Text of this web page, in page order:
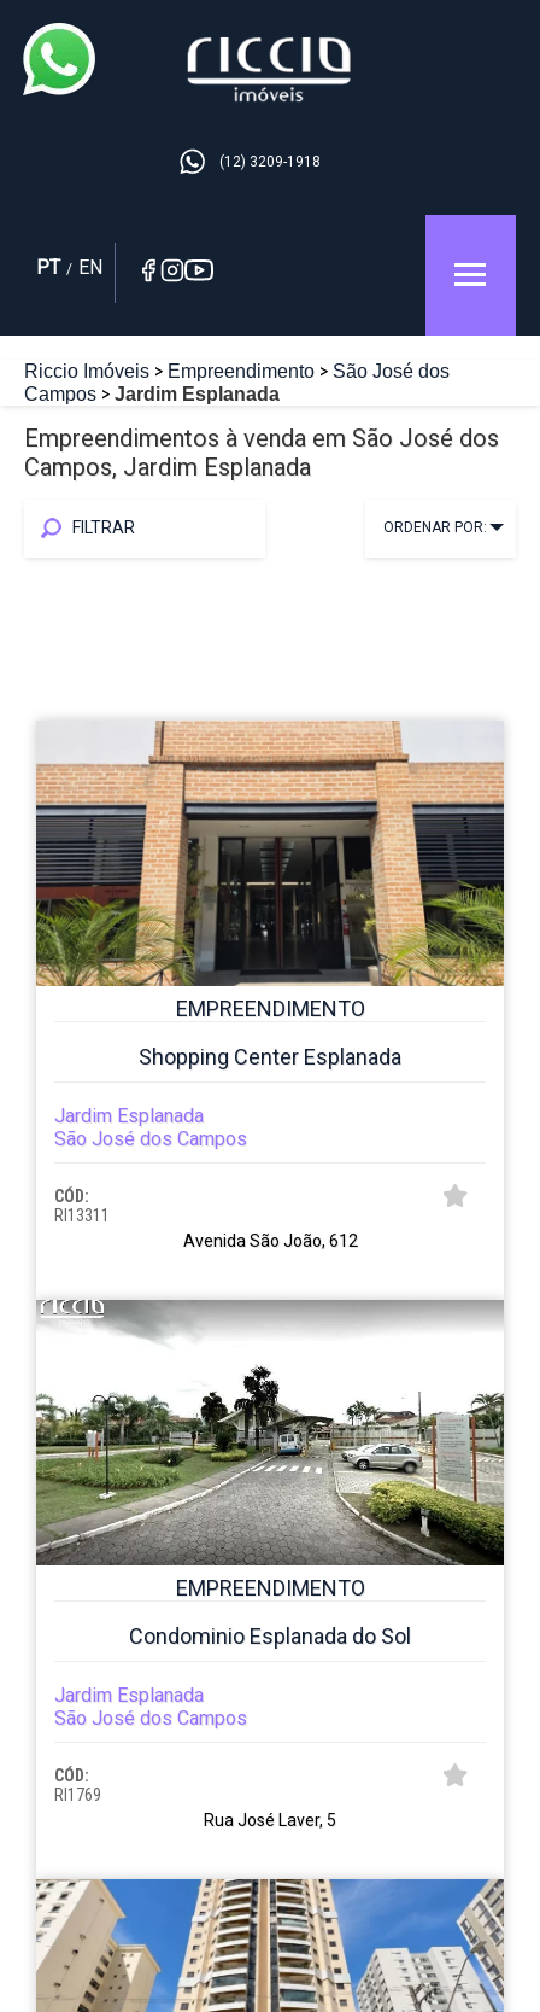
(12) 3209-1918
PT / EN
Riccio Imóveis Empreendimento
São José dos
Campos
Jardim Esplanada
Empreendimentos à venda em São José dos
Campos, Jardim Esplanada
FILTRAR ORDENAR POR:
EMPREENDIMENTO
Shopping Center Esplanada
Jardim Esplanada
São José dos Campos
CÓD:
RI13311
Avenida São João, 612
EMPREENDIMENTO
Condominio Esplanada do Sol
Jardim Esplanada
São José dos Campos
CÓD:
RI1769
Rua José Laver, 5